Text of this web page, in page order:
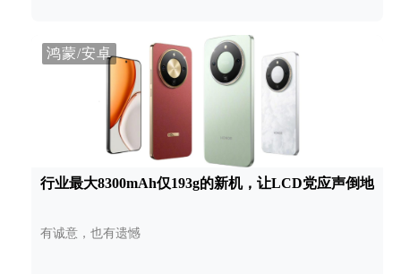
鸿蒙/安卓
行业最大8300mAh仅193g的新机，让LCD党应声倒地
有诚意，也有遗憾